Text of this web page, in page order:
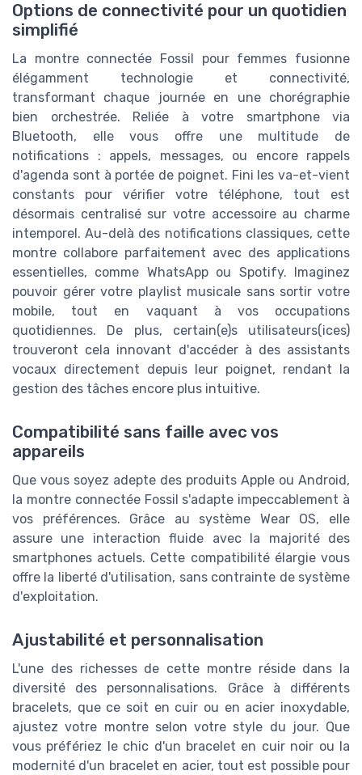
Options de connectivité pour un quotidien
simplifié
La montre connectée Fossil pour femmes fusionne
élégamment technologie et connectivité,
transformant chaque journée en une chorégraphie
bien orchestrée. Reliée à votre smartphone via
Bluetooth, elle vous offre une multitude de
notifications : appels, messages, ou encore rappels
d'agenda sont à portée de poignet. Fini les va-et-vient
constants pour vérifier votre téléphone, tout est
désormais centralisé sur votre accessoire au charme
intemporel. Au-delà des notifications classiques, cette
montre collabore parfaitement avec des applications
essentielles, comme WhatsApp ou Spotify. Imaginez
pouvoir gérer votre playlist musicale sans sortir votre
mobile, tout en vaquant à vos occupations
quotidiennes. De plus, certain(e)s utilisateurs(ices)
trouveront cela innovant d'accéder à des assistants
vocaux directement depuis leur poignet, rendant la
gestion des tâches encore plus intuitive.
Compatibilité sans faille avec vos
appareils
Que vous soyez adepte des produits Apple ou Android,
la montre connectée Fossil s'adapte impeccablement à
vos préférences. Grâce au système Wear OS, elle
assure une interaction fluide avec la majorité des
smartphones actuels. Cette compatibilité élargie vous
offre la liberté d'utilisation, sans contrainte de système
d'exploitation.
Ajustabilité et personnalisation
L'une des richesses de cette montre réside dans la
diversité des personnalisations. Grâce à différents
bracelets, que ce soit en cuir ou en acier inoxydable,
ajustez votre montre selon votre style du jour. Que
vous préfériez le chic d'un bracelet en cuir noir ou la
modernité d'un bracelet en acier, tout est possible pour